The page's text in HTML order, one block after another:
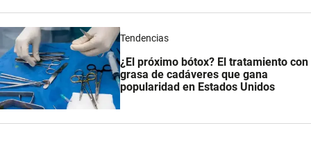
Tendencias
¿El próximo bótox? El tratamiento con
grasa de cadáveres que gana
popularidad en Estados Unidos